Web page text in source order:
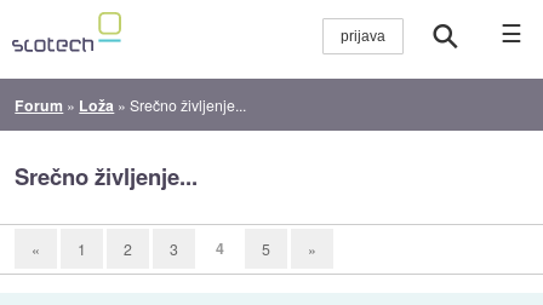
☰
Forum » Loža »Srečno življenje...
Srečno življenje...
« 1 2 3 4 5 »